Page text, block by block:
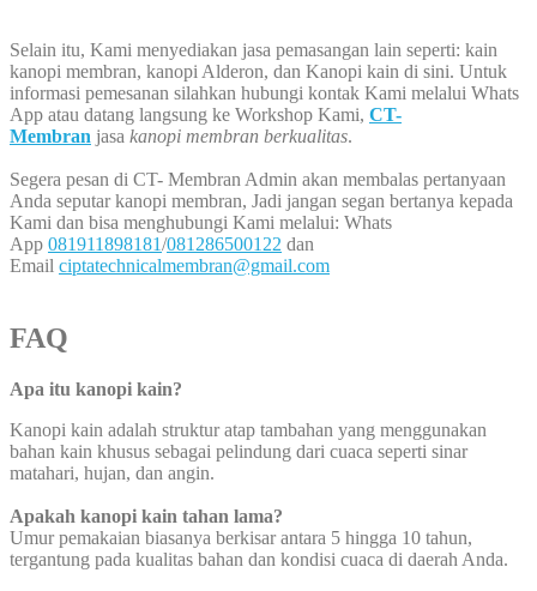
Selain itu, Kami menyediakan jasa pemasangan lain seperti: kain
kanopi membran, kanopi Alderon, dan Kanopi kain di sini. Untuk
informasi pemesanan silahkan hubungi kontak Kami melalui Whats
App atau datang langsung ke Workshop Kami, CT-
Membran jasa kanopi membran berkualitas.
Segera pesan di CT- Membran Admin akan membalas pertanyaan
Anda seputar kanopi membran, Jadi jangan segan bertanya kepada
Kami dan bisa menghubungi Kami melalui: Whats
App 081911898181/081286500122 dan
Email ciptatechnicalmembran@gmail.com
FAQ
Apa itu kanopi kain?
Kanopi kain adalah struktur atap tambahan yang menggunakan
bahan kain khusus sebagai pelindung dari cuaca seperti sinar
matahari, hujan, dan angin.
Apakah kanopi kain tahan lama?
Umur pemakaian biasanya berkisar antara 5 hingga 10 tahun,
tergantung pada kualitas bahan dan kondisi cuaca di daerah Anda.